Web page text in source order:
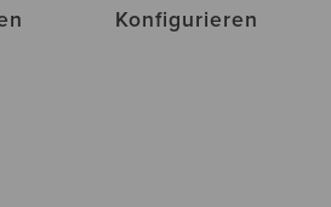
Konfigurieren